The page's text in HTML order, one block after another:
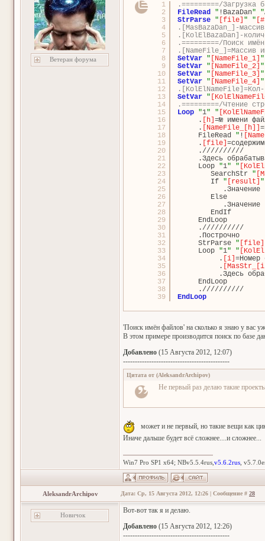
Ветеран форума
1
2
3
4
5
6
7
8
9
10
11
12
13
14
15
16
17
18
19
20
21
22
23
24
25
26
27
28
29
30
31
32
33
34
35
36
37
38
39
.=========/Загрузка
FileRead " !BazaDan" "
StrParse " [file] " "
.[MasBazaDan_]-
.[KolElBazaDan]-
.=========/Поиск
.[NameFile_]=Массив
SetVar " [NameFile_1] "
SetVar " [NameFile_2] "
SetVar " [NameFile_3] "
SetVar " [NameFile_4] "
.[KolElNameFile]=Кол-
SetVar "
.=========/Чтение
Loop "1" "
.
[h] =№ имени
.
[NameFile_[h]]
FileRead " !
.
[file]
.//////////
.Здесь
Loop "1" "
SearchStr "
If " [result] "
.Значение
Else
.Значение
EndIf
EndLoop
.//////////
.Построчно
StrParse " [file]
Loop "1" "
.
[i] =Номер
.
.Здесь
EndLoop
.//////////
EndLoop
'Поиск имён файлов' на сколько я знаю у вас
В этом примере производится поиск по базе
Добавлено (15 Августа 2012, 12:07)
---------------------------------------------
Цитата от (AleksandrArchipov)
Не первый раз делаю такие
может и не первый, но такие вещи как
Иначе дальше будет всё сложнее....и сложнее...
Win7 Pro SP1 x64; NBv5.5.4rus, v5.6.2rus ,
AleksandrArchipov Дата: Ср, 15 Августа 2012, 12:26 | Сообщение # 28
Новичок
Вот-вот так я и делаю.
Добавлено (15 Августа 2012, 12:26)
---------------------------------------------